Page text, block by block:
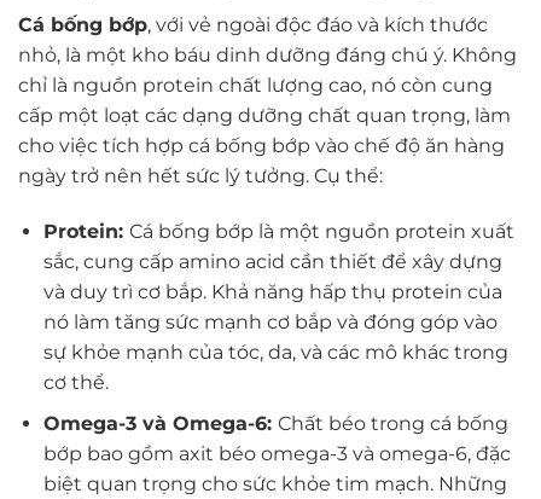
Cá bống bớp, với vẻ ngoài độc đáo và kích thước
nhỏ, là một kho báu dinh dưỡng đáng chú ý. Không
chỉ là nguồn protein chất lượng cao, nó còn cung
cấp một loạt các dạng dưỡng chất quan trọng, làm
cho việc tích hợp cá bống bớp vào chế độ ăn hàng
ngày trở nên hết sức lý tưởng. Cụ thể:
Protein: Cá bống bớp là một nguồn protein xuất
sắc, cung cấp amino acid cần thiết để xây dựng
và duy trì cơ bắp. Khả năng hấp thụ protein của
nó làm tăng sức mạnh cơ bắp và đóng góp vào
sự khỏe mạnh của tóc, da, và các mô khác trong
cơ thể.
Omega-3 và Omega-6: Chất béo trong cá bống
bớp bao gồm axit béo omega-3 và omega-6, đặc
biệt quan trọng cho sức khỏe tim mạch. Những